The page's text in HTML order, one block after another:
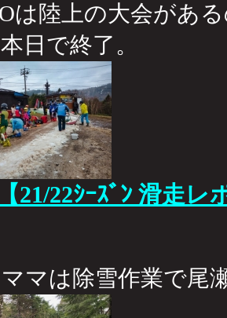
は陸上の大会があ
日で終了。
21/22ｼｰｽﾞﾝ 滑走レ
ママは除雪作業で尾